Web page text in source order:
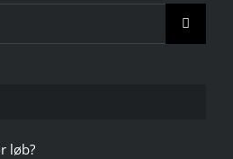
løb?